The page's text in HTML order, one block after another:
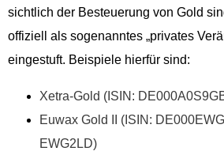
sichtlich der Besteuerung von Gold
offiziell als soge­nan­ntes „pri­vates
eingestuft. Beispiele hier­für sind:
Xetra-Gold (ISIN:
Euwax Gold II (ISIN:
EWG2LD)